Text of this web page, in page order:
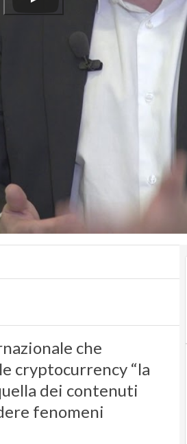
che
cryptocurrency “la
dei contenuti
fenomeni